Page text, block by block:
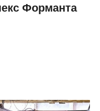
Форманта